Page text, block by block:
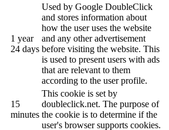
1 year
24 days
Used by Google DoubleClick
and stores information about
how the user uses the website
and any other advertisement
before visiting the website. This
is used to present users with ads
that are relevant to them
according to the user profile.
15
minutes
This cookie is set by
doubleclick.net. The purpose of
the cookie is to determine if the
user's browser supports cookies.